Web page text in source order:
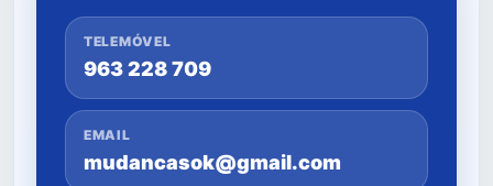
TELEMÓVEL
963 228 709
EMAIL
mudancasok@gmail.com